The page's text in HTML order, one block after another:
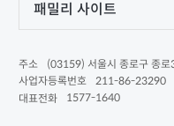
패밀리 사이트
주소
(03159) 서울시 종로구 종
사업자등록번호
211-86-23290
대표전화
1577-1640